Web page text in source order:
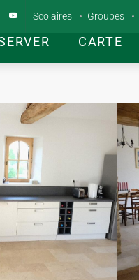
CARTE
Scolaires Groupes